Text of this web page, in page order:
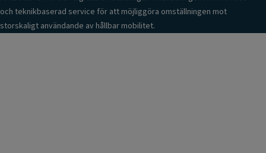
och teknikbaserad service för att möjliggöra omställningen mot
storskaligt användande av hållbar mobilitet.